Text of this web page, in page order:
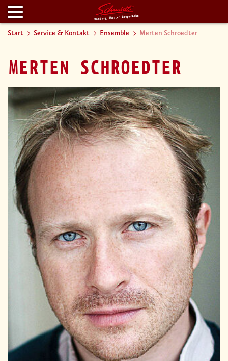
Start Service & Kontakt Ensemble Merten Schroedter
MERTEN SCHROEDTER